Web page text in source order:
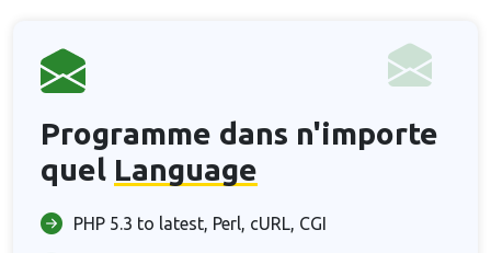
Programme dans n'importe
quel Language
PHP 5.3 to latest, Perl, cURL, CGI